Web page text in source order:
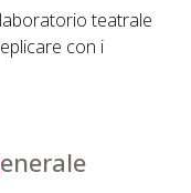
teatrale
con i
enerale